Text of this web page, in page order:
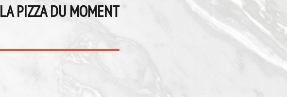
PIZZA DU MOMENT